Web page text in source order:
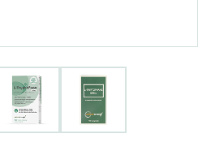
image
View larger imageView larger image